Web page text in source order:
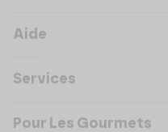
Aide
Services
Pour Les Gourmets